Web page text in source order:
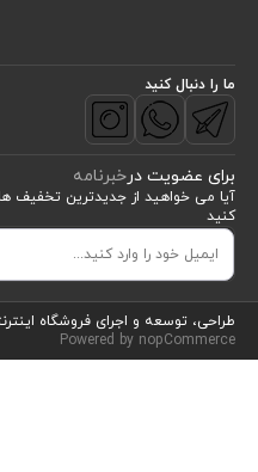
مشاهده
ما را دنبال کنید
برای عضویت درخبرنامه
آیا می خواهید از جدید‌ترین تخفیف‌
کنید
طراحی، توسعه و اجرای فروشگاه
Powered by nopCommerce